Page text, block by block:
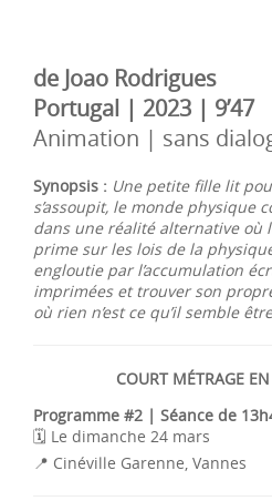
de Joao Rodrigues
Portugal | 2023 | 9’47
Animation | sans
Synopsis : Une petite fille lit
s’assoupit, le monde physique
dans une réalité alternative où
prime sur les lois de la
engloutie par l’accumulation
imprimées et trouver son
où rien n’est ce qu’il semble
COURT MÉTRAGE
Programme #2 | Séance de
🗓️ Le dimanche 24 mars
📍 Cinéville Garenne, Vannes